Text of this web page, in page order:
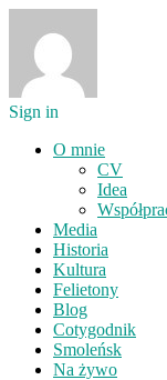
Sign in
O mnie
CV
Idea
Media
Historia
Kultura
Felietony
Blog
Cotygodnik
Smoleńsk
Na żywo